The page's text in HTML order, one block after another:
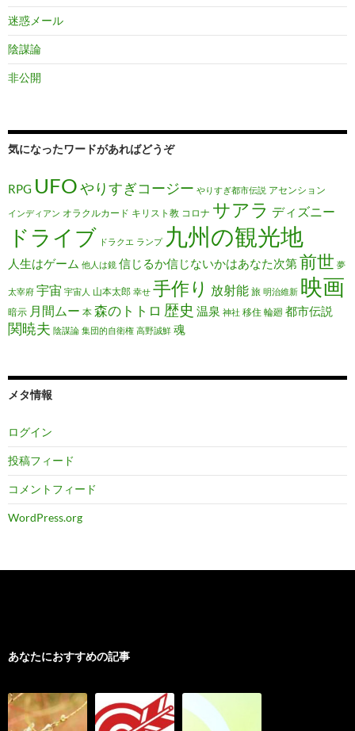
迷惑メール
陰謀論
非公開
気になったワードがあればどうぞ
RPG UFOやりすぎコージー やりすぎ都市伝説 アセンション
インディアン オラクルカード キリスト教 コロナ サアラ ディズニー
ドライブ ドラクエ ランプ 九州の観光地
人生はゲーム 他人は鏡 信じるか信じないかはあなた次第前世 夢
太宰府 宇宙 宇宙人 山本太郎 幸せ 手作り 放射能 旅 明治維新 映画
暗示 月間ムー 本 森のトトロ 歴史 温泉 神社 移住 輪廻 都市伝説
関暁夫 陰謀論 集団的自衛権 高野誠鮮 魂
メタ情報
ログイン
投稿フィード
コメントフィード
WordPress.org
あなたにおすすめの記事